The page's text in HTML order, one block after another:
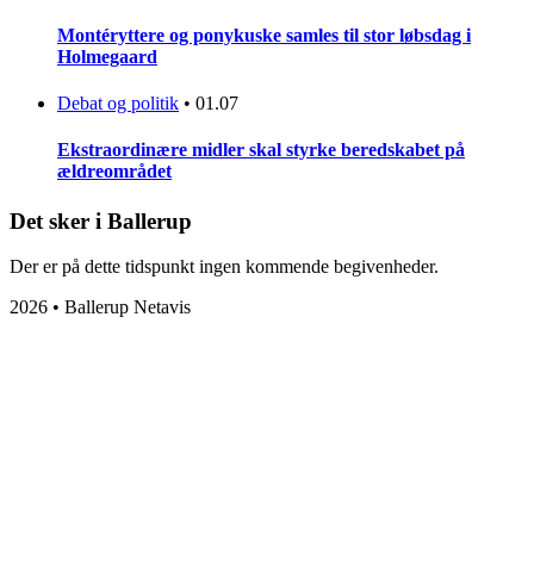
Montéryttere og ponykuske samles til stor løbsdag i
Holmegaard
Debat og politik • 01.07
Ekstraordinære midler skal styrke beredskabet på
ældreområdet
Det sker i Ballerup
Der er på dette tidspunkt ingen kommende begivenheder.
2026 • Ballerup Netavis